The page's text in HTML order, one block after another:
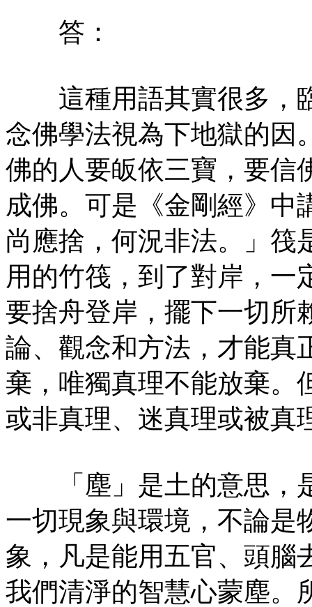
答：
這種用語其實很多，
念佛學法視為下地獄的因
佛的人要皈依三寶，要信
成佛。可是《金剛經》中
尚應捨，何況非法。」筏
用的竹筏，到了對岸，一
要捨舟登岸，擺下一切所
論、觀念和方法，才能真
棄，唯獨真理不能放棄。
或非真理、迷真理或被真
「塵」是土的意思，
一切現象與環境，不論是
象，凡是能用五官、頭腦
我們清淨的智慧心蒙塵。